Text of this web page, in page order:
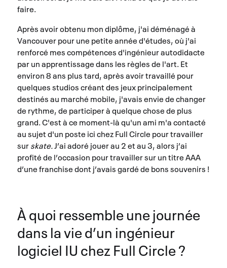
faire.
Après avoir obtenu mon diplôme, j'ai déménagé à
Vancouver pour une petite année d'études, où j'ai
renforcé mes compétences d'ingénieur autodidacte
par un apprentissage dans les règles de l'art. Et
environ 8 ans plus tard, après avoir travaillé pour
quelques studios créant des jeux principalement
destinés au marché mobile, j'avais envie de changer
de rythme, de participer à quelque chose de plus
grand. C'est à ce moment-là qu'un ami m'a contacté
au sujet d'un poste ici chez Full Circle pour travailler
surskate.J’ai adoré jouer au 2 et au 3, alors j’ai
profité de l’occasion pour travailler sur un titre AAA
d’une franchise dont j’avais gardé de bons souvenirs !
À quoi ressemble une journée
dans la vie d’un ingénieur
logiciel IU chez Full Circle ?